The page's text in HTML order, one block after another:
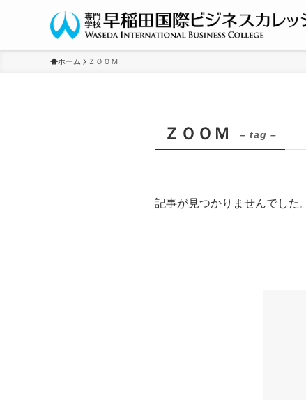
ホーム ＺＯＯＭ
ＺＯＯＭ – tag –
記事が見つかりませんでした。